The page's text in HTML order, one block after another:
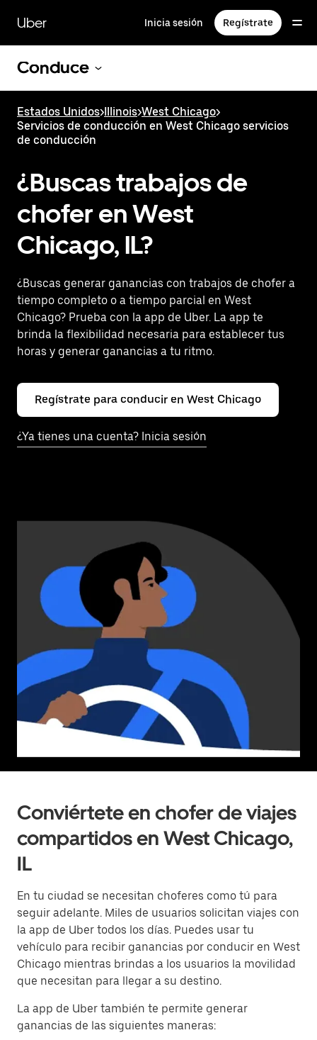
contenido
principal
Uber Inicia sesión Regístrate
Conduce
Estados Unidos>Illinois>West Chicago>
Servicios de conducción en West Chicago servicios
de conducción
¿Buscas trabajos de
chofer en West
Chicago, IL?
¿Buscas generar ganancias con trabajos de chofer a
tiempo completo o a tiempo parcial en West
Chicago? Prueba con la app de Uber. La app te
brinda la flexibilidad necesaria para establecer tus
horas y generar ganancias a tu ritmo.
Regístrate para conducir en West Chicago
¿Ya tienes una cuenta? Inicia sesión
Conviértete en chofer de viajes
compartidos en West Chicago,
IL
En tu ciudad se necesitan choferes como tú para
seguir adelante. Miles de usuarios solicitan viajes con
la app de Uber todos los días. Puedes usar tu
vehículo para recibir ganancias por conducir en West
Chicago mientras brindas a los usuarios la movilidad
que necesitan para llegar a su destino.
La app de Uber también te permite generar
ganancias de las siguientes maneras: